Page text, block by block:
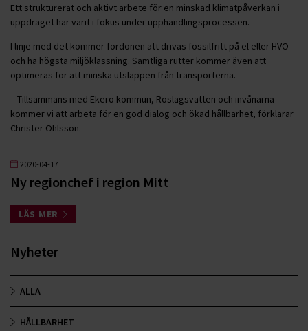
Ett strukturerat och aktivt arbete för en minskad klimatpåverkan i
uppdraget har varit i fokus under upphandlingsprocessen.
I linje med det kommer fordonen att drivas fossilfritt på el eller HVO
och ha högsta miljöklassning. Samtliga rutter kommer även att
optimeras för att minska utsläppen från transporterna.
– Tillsammans med Ekerö kommun, Roslagsvatten och invånarna
kommer vi att arbeta för en god dialog och ökad hållbarhet, förklarar
Christer Ohlsson.
2020-04-17
Ny regionchef i region Mitt
LÄS MER
Nyheter
ALLA
HÅLLBARHET